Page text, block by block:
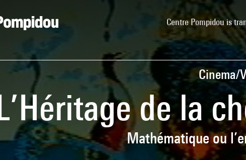
Centre Pompidou is
Cinema/
de la
Mathématique ou